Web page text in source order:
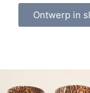
Ontwerp in